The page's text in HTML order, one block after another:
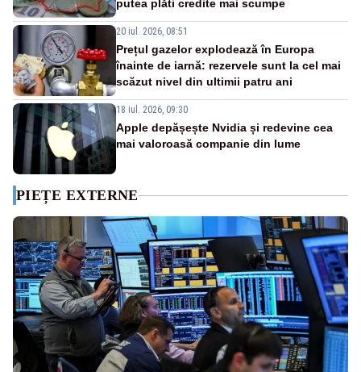
putea plăti credite mai scumpe
20 iul. 2026, 08:51
Prețul gazelor explodează în Europa
înainte de iarnă: rezervele sunt la cel mai
scăzut nivel din ultimii patru ani
18 iul. 2026, 09:30
Apple depășește Nvidia și redevine cea
mai valoroasă companie din lume
PIEȚE EXTERNE